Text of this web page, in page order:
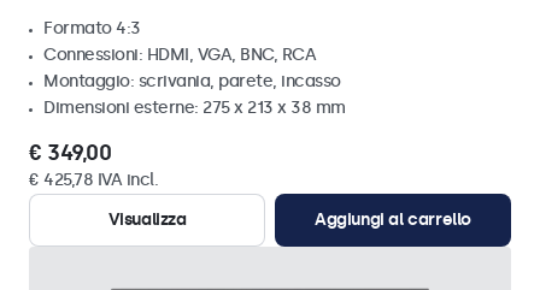
Formato 4:3
Connessioni: HDMI, VGA, BNC, RCA
Montaggio: scrivania, parete, incasso
Dimensioni esterne: 275 x 213 x 38 mm
€ 349,00
€ 425,78 IVA incl.
Visualizza
Aggiungi al carrello